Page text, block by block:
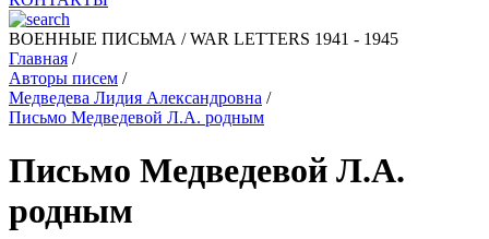
ВОЕННЫЕ ПИСЬМА / WAR LETTERS 1941 - 1945
Главная /
Авторы писем /
Медведева Лидия Александровна /
Письмо Медведевой Л.А. родным
Письмо Медведевой Л.А.
родным